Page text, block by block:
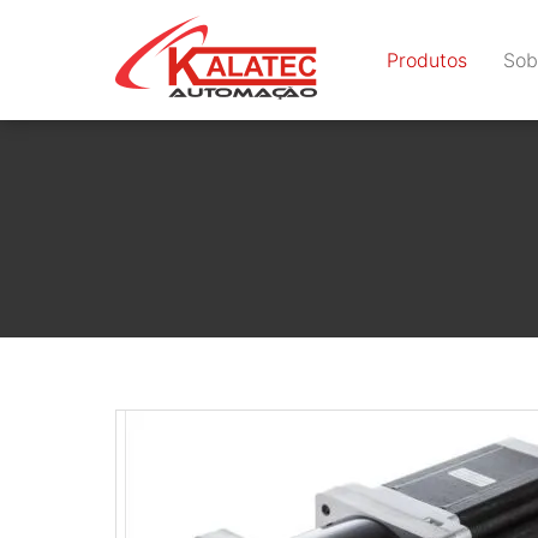
Produtos